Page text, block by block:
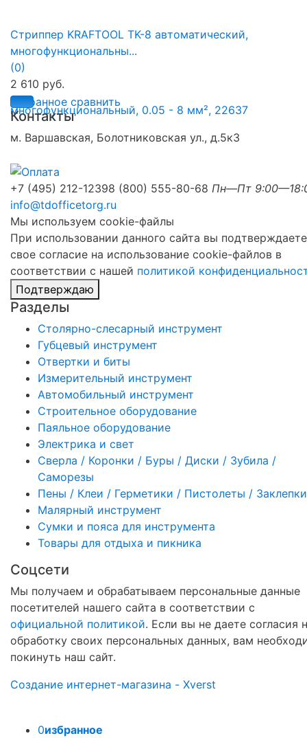
избранное сравнить
Стриппер KRAFTOOL TK-8 автоматический,
многофункциональны...
(0)
2 610 руб.
Контакты
м. Варшавская, Болотниковская ул., д.5к3
+7 (495) 212-12398 (800) 555-80-68 Пн—Пт
info@tdofficetorg.ru
Мы используем cookie-файлы
При использовании данного сайта вы подтверждаете
свое согласие на использование cookie-файлов в
соответствии с нашей политикой
Подтверждаю
Разделы
Столярно-слесарный инструмент
Губцевый инструмент
Отвертки и биты
Измерительный инструмент
Автомобильный инструмент
Строительное оборудование
Паяльное оборудование
Электрика и свет
Сверла / Коронки / Буры / Диски / Зубила /
Саморезы
Пены / Клеи / Герметики / Пистолеты / Заклепки
Малярный инструмент
Сумки и пояса для инструмента
Товары для отдыха и пикника
Соцсети
Мы получаем и обрабатываем персональные данные
посетителей нашего сайта в соответствии с
официальной политикой. Если вы не даете согласия
обработку своих персональных данных, вам
покинуть наш сайт.
Создание интернет-магазина - Xverst
0избранное